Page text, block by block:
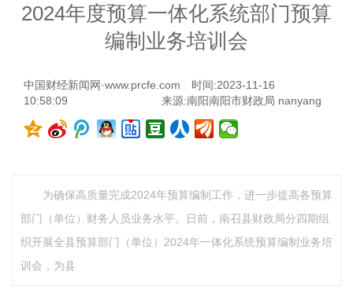
2024年度预算一体化系统部门预算
编制业务培训会
中国财经新闻网·www.prcfe.com
时间:2023-11-16
10:58:09
来源:南阳南阳市财政局 nanyang
为确保高质量完成2024年预算编制工作，进一步提高各预算
部门（单位）财务人员业务水平。日前，南召县财政局分四期组
织开展全县预算部门（单位）2024年一体化系统预算编制业务培
训会，为县